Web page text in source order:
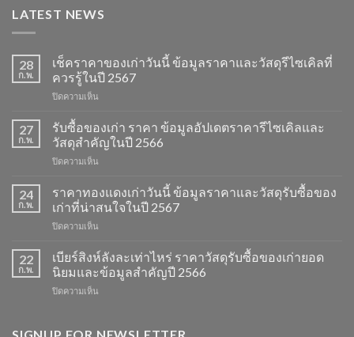
LATEST NEWS
28
ก.พ.
เช็คราคาของเก่าวันนี้ ข้อมูลราคาและวัสดุรีไซเคิลที่
ควรรู้ในปี 2567
ปิดความเห็น
ราคา
ของ
เก่า
วัน
ข้อมูล
ราคา
วัสดุ
ที่
ควร
27
ก.พ.
รับซื้อของเก่า ราคา ข้อมูลอัปเดตราคารีไซเคิลและ
วัสดุสำคัญในปี 2566
ปิดความเห็น
ของ
เก่า
ราคา
อัปเดต
ราคา
รีไซเคิล
และ
24
ก.พ.
ราคาทองแดงเก่าวันนี้ ข้อมูลราคาและวัสดุรับซื้อของ
เก่าที่น่าสนใจในปี 2567
ปิดความเห็น
ทองแดง
เก่า
วัน
นี้
และ
22
ก.พ.
เบียร์สิงห์ลังละเท่าไหร่ ราคาวัสดุรับซื้อของเก่ายอด
นิยมและข้อมูลสำคัญปี 2566
ปิดความเห็น
ลัง